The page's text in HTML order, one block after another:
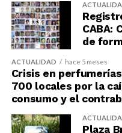
CABA:
de
ACTUALIDAD hace 5 meses
Crisis en
700 locales por la
consumo y el
Plaza